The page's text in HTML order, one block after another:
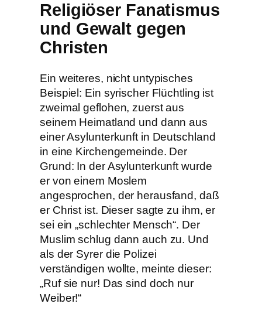
Religiöser Fanatismus
und Gewalt gegen
Christen
Ein weiteres, nicht untypisches
Beispiel: Ein syrischer Flüchtling ist
zweimal geflohen, zuerst aus
seinem Heimatland und dann aus
einer Asylunterkunft in Deutschland
in eine Kirchengemeinde. Der
Grund: In der Asylunterkunft wurde
er von einem Moslem
angesprochen, der herausfand, daß
er Christ ist. Dieser sagte zu ihm, er
sei ein „schlechter Mensch“. Der
Muslim schlug dann auch zu. Und
als der Syrer die Polizei
verständigen wollte, meinte dieser:
„Ruf sie nur! Das sind doch nur
Weiber!“